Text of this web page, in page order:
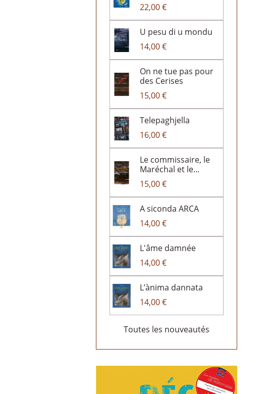
22,00 €
U pesu di u mondu
14,00 €
On ne tue pas pour
des Cerises
15,00 €
Telepaghjella
16,00 €
Le commissaire, le
Maréchal et le...
15,00 €
A siconda ARCA
14,00 €
L'âme damnée
14,00 €
L’ànima dannata
14,00 €
Toutes les nouveautés